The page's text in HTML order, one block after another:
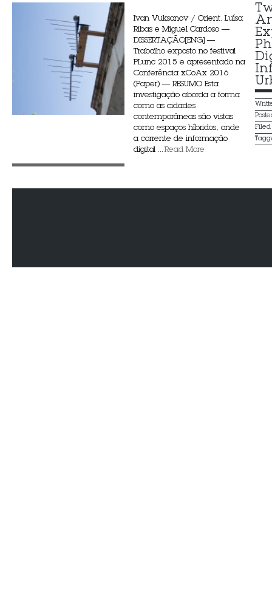
Ivan Vuksanov / Orient. Luísa
Ribas e Miguel Cardoso —
DISSERTAÇÃO[ENG] —
Trabalho exposto no festival
PLunc 2015 e apresentado na
Conferência xCoAx 2016
(Paper) — RESUMO Esta
investigação aborda a forma
como as cidades
contemporâneas são vistas
como espaços híbridos, onde
a corrente de informação
digital ... Read More